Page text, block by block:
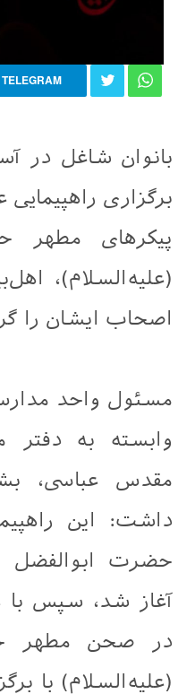
TELEGRAM
بانوان شاغل در
برگزاری
پیکرهای مطهر
(علیه‌السلام)،
اصحاب ایشان را
مسئول واحد مدارس
وابسته به دفتر
مقدس عباسی،
داشت: این
حضرت ابوالفضل
آغاز شد، سپس با
در صحن مطهر
(علیه‌السلام) با